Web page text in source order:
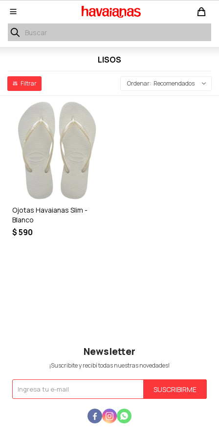

LISOS
Recomendados
Ojotas Havaianas Slim -
Blanco
$590
Newsletter
¡Suscribite y recibí todas nuestras novedades!
SUSCRIBIRME
  